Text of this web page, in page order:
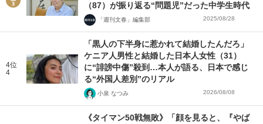
（87）が振り返る“問題児”だった中学生時代
「週刊文春」編集部 2025/08/28
4位
4
「黒人の下半身に惹かれて結婚したんだろ」
ケニア人男性と結婚した日本人女性（31）
に“誹謗中傷”殺到…本人が語る、日本で感じ
る“外国人差別”のリアル
小泉 なつみ 2026/08/08
《タイマン50戦無敗》「顔を見ると、『やば